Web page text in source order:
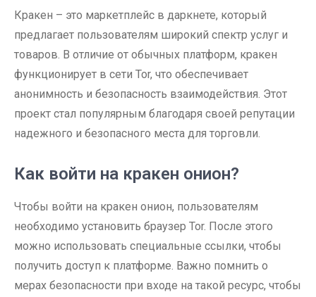
Кракен – это маркетплейс в даркнете, который
предлагает пользователям широкий спектр услуг и
товаров. В отличие от обычных платформ, кракен
функционирует в сети Tor, что обеспечивает
анонимность и безопасность взаимодействия. Этот
проект стал популярным благодаря своей репутации
надежного и безопасного места для торговли.
Как войти на кракен онион?
Чтобы войти на кракен онион, пользователям
необходимо установить браузер Tor. После этого
можно использовать специальные ссылки, чтобы
получить доступ к платформе. Важно помнить о
мерах безопасности при входе на такой ресурс, чтобы